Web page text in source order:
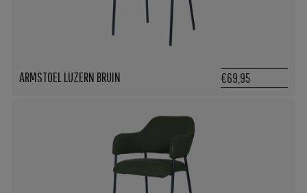
ARMSTOEL LUZERN BRUIN €69,95